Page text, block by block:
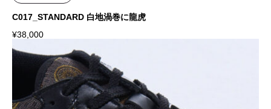
C017_STANDARD 白地渦巻に龍虎
¥38,000